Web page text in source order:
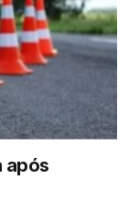
após